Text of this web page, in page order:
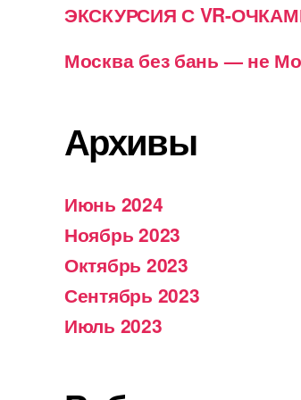
ЭКСКУРСИЯ С VR-
Москва без бань — не
Архивы
Июнь 2024
Ноябрь 2023
Октябрь 2023
Сентябрь 2023
Июль 2023